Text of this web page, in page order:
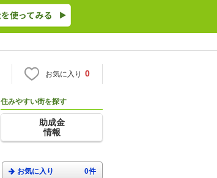
お気に入り 0
住みやすい街を探す
助成金
情報
お気に入り 0件